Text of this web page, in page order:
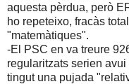
aquesta pèrdua, però
ho repeteixo, fracàs
"matemàtiques".
-El PSC en va treure
regularitzats serien
tingut una pujada